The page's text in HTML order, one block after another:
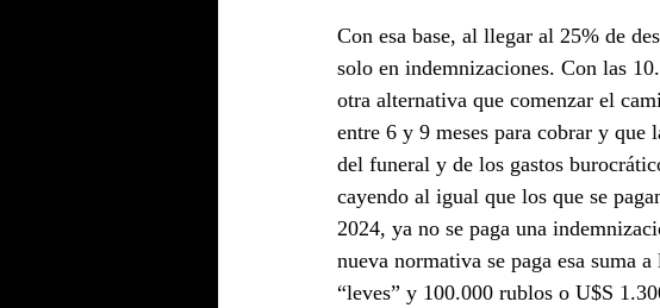
Con esa base, al llegar al 25% de
solo en indemnizaciones. Con las
otra alternativa que comenzar el
entre 6 y 9 meses para cobrar y que
del funeral y de los gastos
cayendo al igual que los que se
2024, ya no se paga una
nueva normativa se paga esa suma
“leves” y 100.000 rublos o U$S